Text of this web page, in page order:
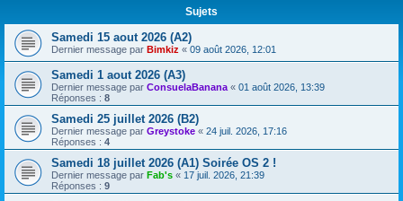
Sujets
Samedi 15 aout 2026 (A2)
Dernier message par Bimkiz « 09 août 2026, 12:01
Samedi 1 aout 2026 (A3)
Dernier message par ConsuelaBanana « 01 août 2026, 13:39
Réponses : 8
Samedi 25 juillet 2026 (B2)
Dernier message par Greystoke « 24 juil. 2026, 17:16
Réponses : 4
Samedi 18 juillet 2026 (A1) Soirée OS 2 !
Dernier message par Fab's « 17 juil. 2026, 21:39
Réponses : 9